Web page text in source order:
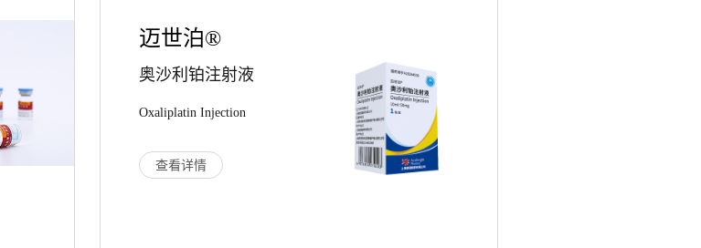
迈世泊®
奥沙利铂注射液
Oxaliplatin Injection
查看详情